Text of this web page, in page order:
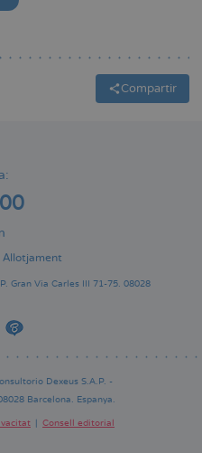
Compartir
Allotjament
Gran Via Carles III 71-75. 08028
Dexeus S.A.P. -
Barcelona. Espanya.
Consell editorial